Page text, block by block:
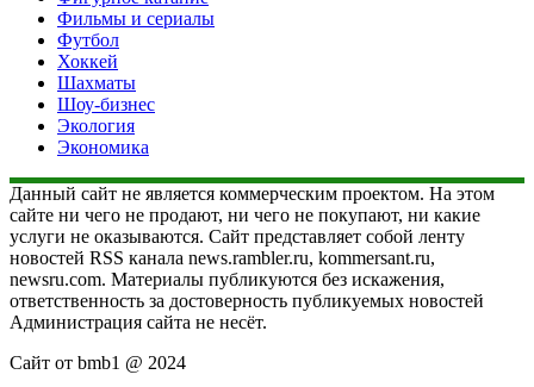
Фильмы и сериалы
Футбол
Хоккей
Шахматы
Шоу-бизнес
Экология
Экономика
Данный сайт не является коммерческим проектом. На этом
сайте ни чего не продают, ни чего не покупают, ни какие
услуги не оказываются. Сайт представляет собой ленту
новостей RSS канала news.rambler.ru, kommersant.ru,
newsru.com. Материалы публикуются без искажения,
ответственность за достоверность публикуемых новостей
Администрация сайта не несёт.
Сайт от bmb1 @ 2024